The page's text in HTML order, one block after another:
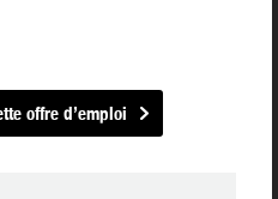
offre d’emploi